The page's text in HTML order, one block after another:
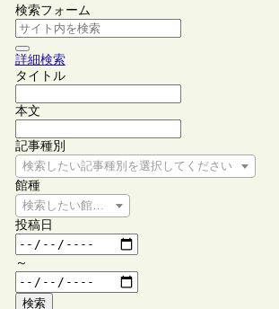
検索フォーム
詳細検索
タイトル
本文
記事種別
検索したい記事種別を選択してください
館種
検索したい館種を選択してください
投稿日
～
検索